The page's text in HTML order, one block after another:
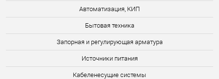
Автоматизация, КИП
Бытовая техника
Запорная и регулирующая арматура
Источники питания
Кабеленесущие системы